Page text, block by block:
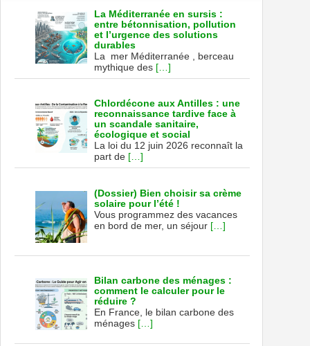
La Méditerranée en sursis :
entre bétonnisation, pollution
et l’urgence des solutions
durables
La mer Méditerranée , berceau
mythique des […]
Chlordécone aux Antilles : une
reconnaissance tardive face à
un scandale sanitaire,
écologique et social
La loi du 12 juin 2026 reconnaît la
part de […]
(Dossier) Bien choisir sa crème
solaire pour l’été !
Vous programmez des vacances
en bord de mer, un séjour […]
Bilan carbone des ménages :
comment le calculer pour le
réduire ?
En France, le bilan carbone des
ménages […]